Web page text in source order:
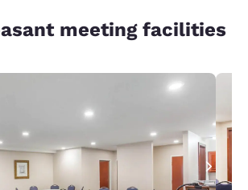
meeting facilities